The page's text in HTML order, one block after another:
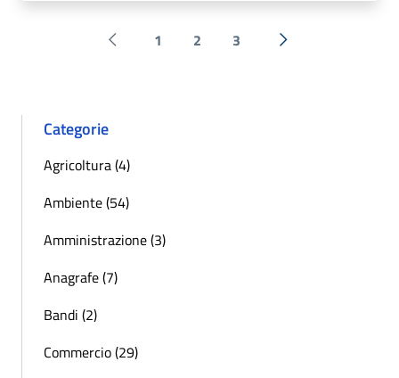
Pagina precedente
1 2 3 Successiva »
Categorie
Agricoltura (4)
Ambiente (54)
Amministrazione (3)
Anagrafe (7)
Bandi (2)
Commercio (29)